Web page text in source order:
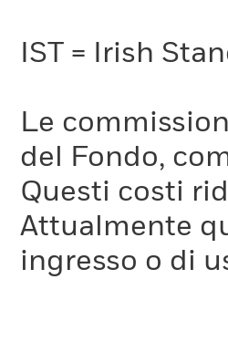
IST = Irish
Le
del Fondo,
Questi costi
Attualmente
ingresso o di